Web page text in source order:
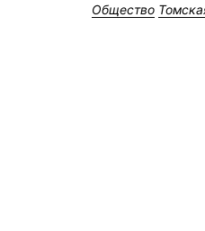
Общество